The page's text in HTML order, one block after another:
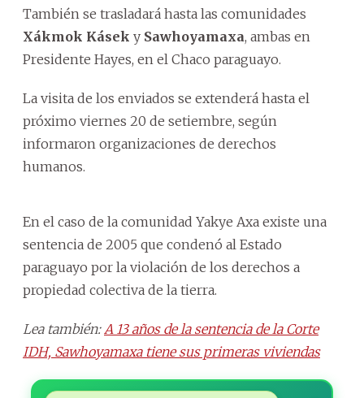
También se trasladará hasta las comunidades
Xákmok Kásek y Sawhoyamaxa, ambas en
Presidente Hayes, en el Chaco paraguayo.
La visita de los enviados se extenderá hasta el
próximo viernes 20 de setiembre, según
informaron organizaciones de derechos
humanos.
En el caso de la comunidad Yakye Axa existe una
sentencia de 2005 que condenó al Estado
paraguayo por la violación de los derechos a
propiedad colectiva de la tierra.
Lea también: A 13 años de la sentencia de la Corte
IDH, Sawhoyamaxa tiene sus primeras viviendas